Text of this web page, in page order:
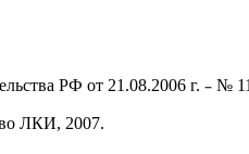
РФ от 21.08.2006 г. – №
ЛКИ, 2007.